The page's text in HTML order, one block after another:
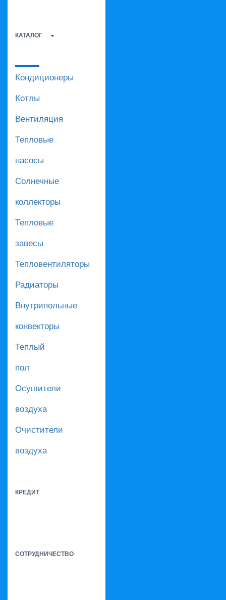
КАТАЛОГ
Кондиционеры
Котлы
Вентиляция
Тепловые
насосы
Солнечные
коллекторы
Тепловые
завесы
Тепловентиляторы
Радиаторы
Внутрипольные
конвекторы
Теплый
пол
Осушители
воздуха
Очистители
воздуха
КРЕДИТ
СОТРУДНИЧЕСТВО